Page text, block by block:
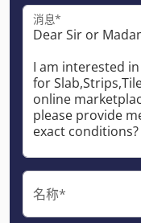
消息*
名称*